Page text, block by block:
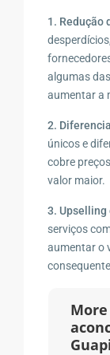
1. Redução
algumas
aumentar a
2.
únicos e
cobre
valor maior.
3. Upselling
serviços
aumentar o